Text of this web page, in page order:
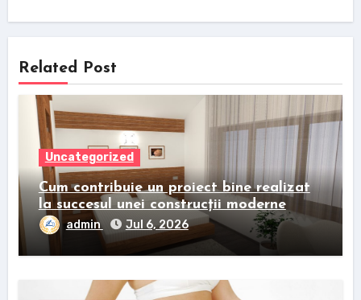
Related Post
Uncategorized
Cum contribuie un proiect bine realizat
la succesul unei construcții moderne
admin Jul 6, 2026